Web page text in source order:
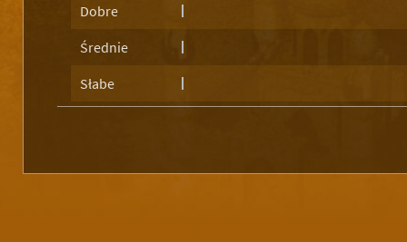
Dobre
Średnie
Słabe